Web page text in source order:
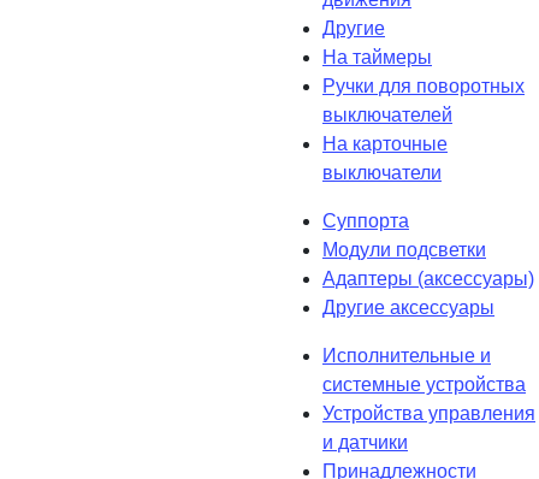
Другие
На таймеры
Ручки для поворотных
выключателей
На карточные
выключатели
Суппорта
Модули подсветки
Адаптеры (аксессуары)
Другие аксессуары
Исполнительные и
системные устройства
Устройства управления
и датчики
Принадлежности